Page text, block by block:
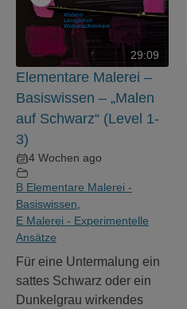
29:09
Elementare Malerei –
Basiswissen – „Malen
auf Schwarz“ (Level 1-
3)
4 Wochen ago
B Elementare Malerei -
Basiswissen
E Malerei - Experimentelle
Ansätze
Für eine Untermalung ein
sattes Schwarz oder ein
Dunkelgrau wirkendes